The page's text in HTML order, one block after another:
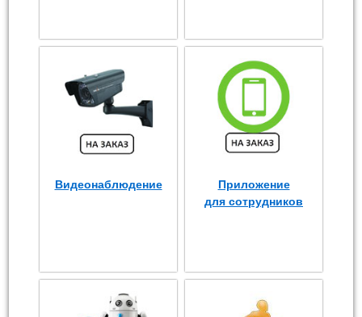
Видеонаблюдение
Приложение
для сотрудников